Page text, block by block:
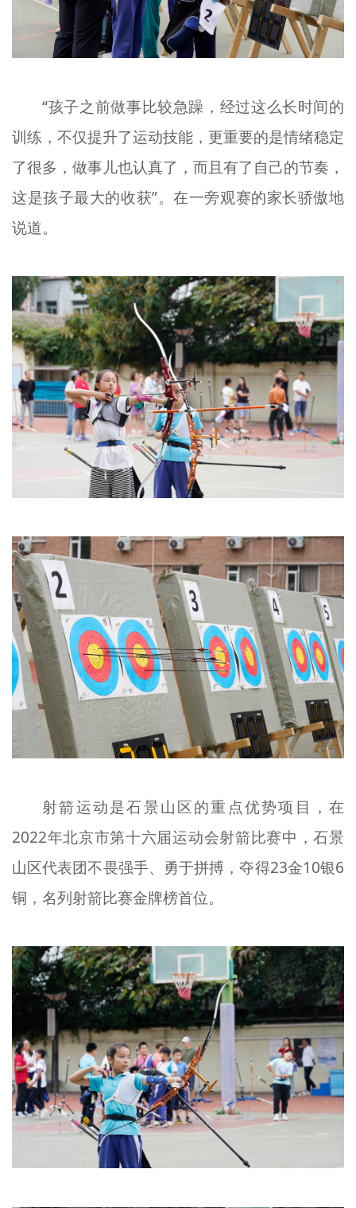
“孩子之前做事比较急躁，经过这么长时间的
训练，不仅提升了运动技能，更重要的是情绪稳定
了很多，做事儿也认真了，而且有了自己的节奏，
这是孩子最大的收获”。在一旁观赛的家长骄傲地
说道。
射箭运动是石景山区的重点优势项目，在
2022年北京市第十六届运动会射箭比赛中，石景
山区代表团不畏强手、勇于拼搏，夺得23金10银6
铜，名列射箭比赛金牌榜首位。